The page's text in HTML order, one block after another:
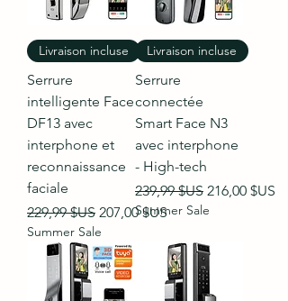
Livraison incluse
Serrure
intelligente Face
DF13 avec
interphone et
reconnaissance
faciale
Prix original
229,99 $US Prix promotionnel
207,00 $US
Summer Sale
Livraison incluse
Serrure
connectée
Smart Face N3
avec interphone
- High-tech
Prix original
239,99 $US Prix
216,00 $US
Summer Sale